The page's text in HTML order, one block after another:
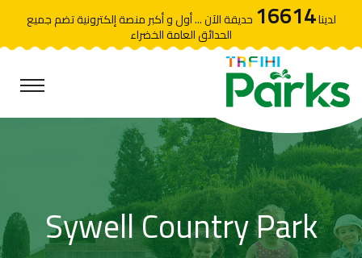
لدينا16614 حديقة الآن ... أول و أكبر منصة إلكترونية تضم جميع
الحدائق العامة الخضراء
Sywell Country Park